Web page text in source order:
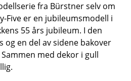
fra Bürstner selv om
Five er en jubileumsmodell i
55 års jubileum. I den
en del av sidene bakover
med dekor i gull